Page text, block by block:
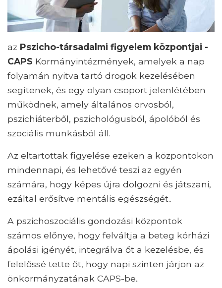
az Pszicho-társadalmi figyelem központjai -
CAPS Kormányintézmények, amelyek a nap
folyamán nyitva tartó drogok kezelésében
segítenek, és egy olyan csoport jelenlétében
működnek, amely általános orvosból,
pszichiáterből, pszichológusból, ápolóból és
szociális munkásból áll.
Az eltartottak figyelése ezeken a központokon
mindennapi, és lehetővé teszi az egyén
számára, hogy képes újra dolgozni és játszani,
ezáltal erősítve mentális egészségét..
A pszichoszociális gondozási központok
számos előnye, hogy felváltja a beteg kórházi
ápolási igényét, integrálva őt a kezelésbe, és
felelőssé tette őt, hogy napi szinten járjon az
önkormányzatának CAPS-be..